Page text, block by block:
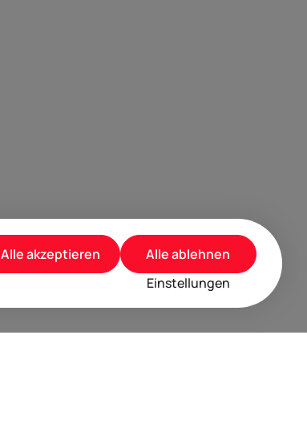
Einstellungen
Alle ablehnen
Alle akzeptieren